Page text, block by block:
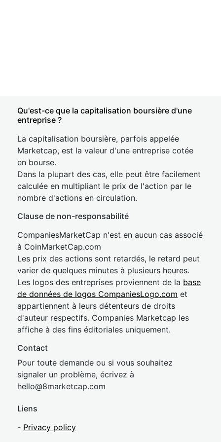
Qu'est-ce que la capitalisation boursière d'une
entreprise ?
La capitalisation boursière, parfois appelée
Marketcap, est la valeur d'une entreprise cotée
en bourse.
Dans la plupart des cas, elle peut être facilement
calculée en multipliant le prix de l'action par le
nombre d'actions en circulation.
Clause de non-responsabilité
CompaniesMarketCap n'est en aucun cas associé
à CoinMarketCap.com
Les prix des actions sont retardés, le retard peut
varier de quelques minutes à plusieurs heures.
Les logos des entreprises proviennent de la base
de données de logos CompaniesLogo.com et
appartiennent à leurs détenteurs de droits
d'auteur respectifs. Companies Marketcap les
affiche à des fins éditoriales uniquement.
Contact
Pour toute demande ou si vous souhaitez
signaler un problème, écrivez à
hello@8marketcap.com
Liens
- Privacy policy